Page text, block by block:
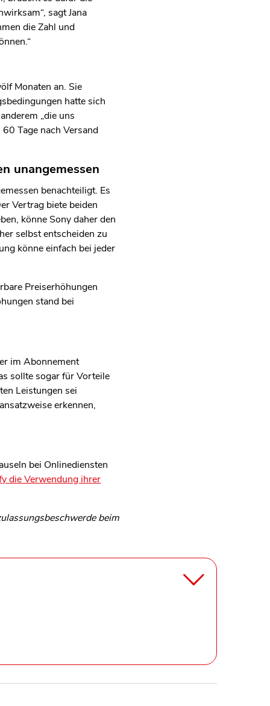
sagt Jana
die Zahl und
Monaten an. Sie
hatte sich
„die uns
Tage nach Versand
unangemessen
benachteiligt. Es
Vertrag biete beiden
könne Sony daher den
selbst entscheiden zu
könne einfach bei jeder
Preiserhöhungen
stand bei
im Abonnement
sollte sogar für Vorteile
Leistungen sei
erkennen,
bei Onlinediensten
die Verwendung ihrer
beim